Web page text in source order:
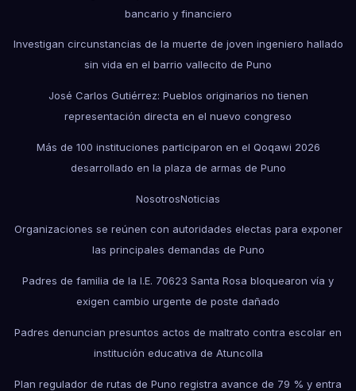
bancario y financiero
Investigan circunstancias de la muerte de joven ingeniero hallado
sin vida en el barrio vallecito de Puno
José Carlos Gutiérrez: Pueblos originarios no tienen
representación directa en el nuevo congreso
Más de 100 instituciones participaron en el Qoqawi 2026
desarrollado en la plaza de armas de Puno
NosotrosNoticias
Organizaciones se reúnen con autoridades electas para exponer
las principales demandas de Puno
Padres de familia de la I.E. 70623 Santa Rosa bloquearon vía y
exigen cambio urgente de poste dañado
Padres denuncian presuntos actos de maltrato contra escolar en
institución educativa de Atuncolla
Plan regulador de rutas de Puno registra avance de 79 % y entra